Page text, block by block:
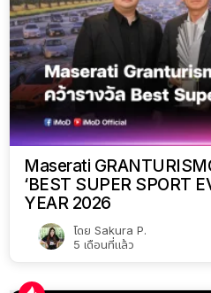
Maserati
‘BEST SUPER SPORT
YEAR 2026
โดย Sakura P.
5 เดือนที่แล้ว